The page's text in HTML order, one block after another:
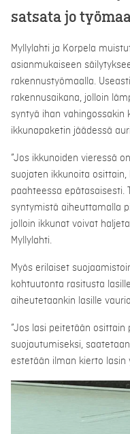
satsata jo
Myllylahti ja Korpela
asianmukaiseen
rakennustyömaalla.
rakennusaikana, jolloin
syntyä ihan
ikkunapaketin jäädessä
”Jos ikkunoiden vieressä
suojaten ikkunoita
paahteessa epätasaisesti.
syntymistä aiheuttamalla
jolloin ikkunat voivat
Myllylahti.
Myös erilaiset
kohtuutonta rasitusta
aiheutetaankin lasille
”Jos lasi peitetään osittain
suojautumiseksi,
estetään ilman kierto lasin